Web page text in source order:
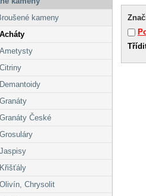
kameny
Acháty
Ametysty
Citriny
Demantoidy
Granáty
Granáty České
Grosuláry
Jaspisy
Křišťály
Olivín, Chrysolit